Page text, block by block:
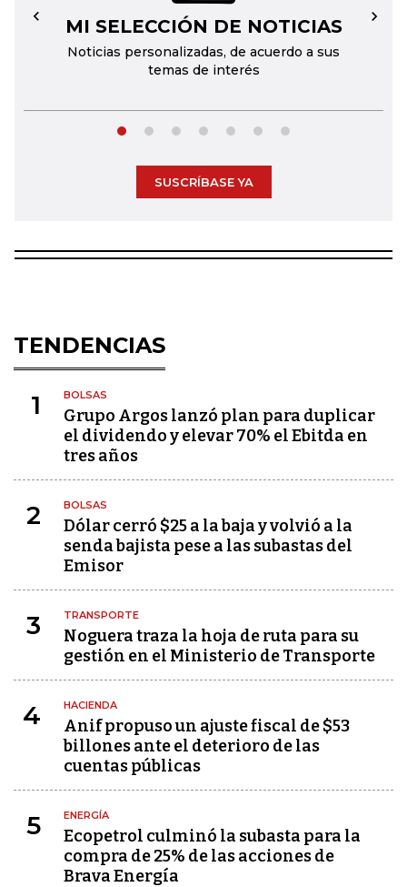
MI SELECCIÓN DE NOTICIAS
Noticias personalizadas, de acuerdo a sus
temas de interés
← →
SUSCRÍBASE YA
TENDENCIAS
1 BOLSAS
Grupo Argos lanzó plan para duplicar
el dividendo y elevar 70% el Ebitda en
tres años
2 BOLSAS
Dólar cerró $25 a la baja y volvió a la
senda bajista pese a las subastas del
Emisor
3 TRANSPORTE
Noguera traza la hoja de ruta para su
gestión en el Ministerio de Transporte
4 HACIENDA
Anif propuso un ajuste fiscal de $53
billones ante el deterioro de las
cuentas públicas
5 ENERGÍA
Ecopetrol culminó la subasta para la
compra de 25% de las acciones de
Brava Energía